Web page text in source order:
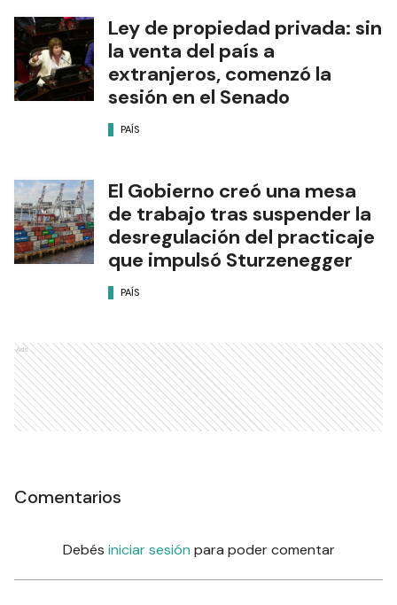
Ley de propiedad privada: sin
la venta del país a
extranjeros, comenzó la
sesión en el Senado
PAÍS
El Gobierno creó una mesa
de trabajo tras suspender la
desregulación del practicaje
que impulsó Sturzenegger
PAÍS
Ads
Comentarios
Debés iniciar sesión para poder comentar